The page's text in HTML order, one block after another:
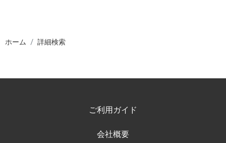
ホーム 詳細検索
ご利用ガイド
会社概要